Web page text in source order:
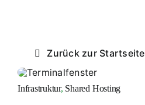
Zurück zur Startseite
Infrastruktur, Shared Hosting